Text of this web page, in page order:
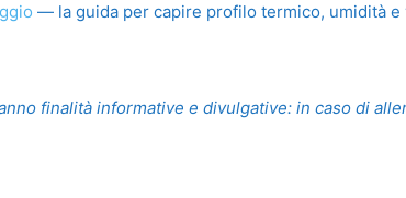
— la guida per capire profilo termico, umidità e
finalità informative e divulgative: in caso di